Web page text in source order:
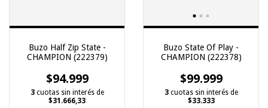
Buzo Half Zip State -
CHAMPION (222379)
$94.999
3 cuotas sin interés de
$31.666,33
Buzo State Of Play -
CHAMPION (222378)
$99.999
3 cuotas sin interés de
$33.333